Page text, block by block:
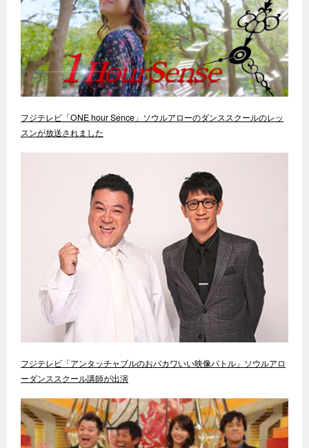
フジテレビ「ONE hour Sence」ソウルアローのダンススクールのレッ
スンが放送されました
フジテレビ「アンタッチャブルのおバカワいい映像バトル」ソウルアロ
ーダンススクール講師が出演